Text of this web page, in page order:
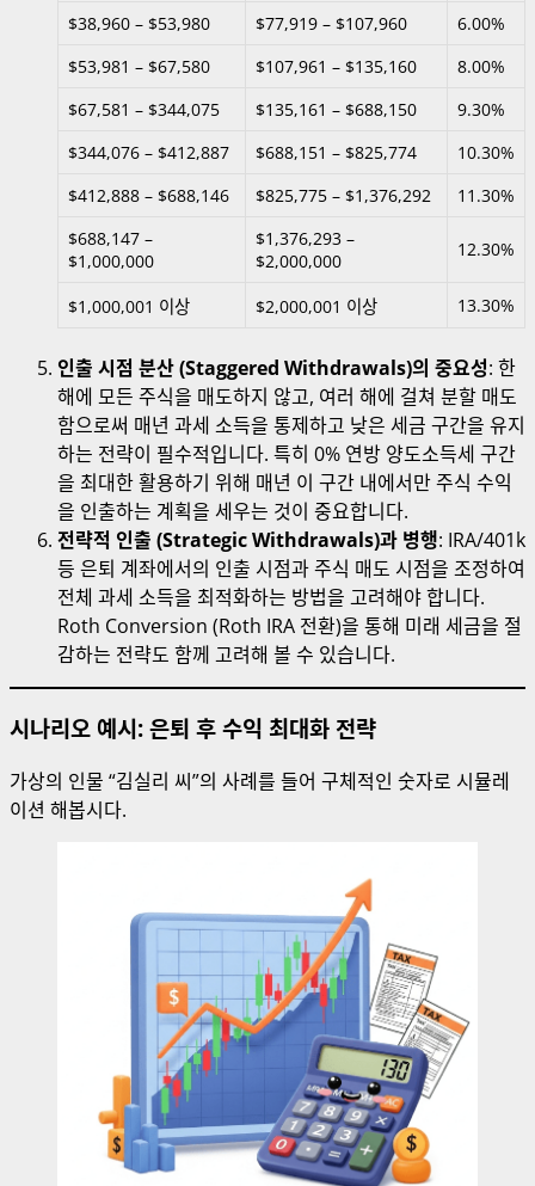
$38,960 – $53,980 $77,919 – $107,960
6.00%
$53,981 – $67,580
$107,961 – $135,160
8.00%
$67,581 – $344,075
$135,161 – $688,150
9.30%
$344,076 – $412,887
$688,151 – $825,774
10.30%
$412,888 – $688,146
$825,775 – $1,376,292
11.30%
$688,147 –
$1,000,000
$1,376,293 –
$2,000,000
12.30%
$1,000,001 이상 $2,000,001 이상 13.30%
인출 시점 분산 (Staggered Withdrawals)의 중요성: 한
해에 모든 주식을 매도하지 않고, 여러 해에 걸쳐 분할 매도
함으로써 매년 과세 소득을 통제하고 낮은 세금 구간을 유지
하는 전략이 필수적입니다. 특히 0% 연방 양도소득세 구간
을 최대한 활용하기 위해 매년 이 구간 내에서만 주식 수익
을 인출하는 계획을 세우는 것이 중요합니다.
전략적 인출 (Strategic Withdrawals)과 병행: IRA/401k
등 은퇴 계좌에서의 인출 시점과 주식 매도 시점을 조정하여
전체 과세 소득을 최적화하는 방법을 고려해야 합니다.
Roth Conversion (Roth IRA 전환)을 통해 미래 세금을 절
감하는 전략도 함께 고려해 볼 수 있습니다.
시나리오 예시: 은퇴 후 수익 최대화 전략
가상의 인물 “김실리 씨”의 사례를 들어 구체적인 숫자로 시뮬레
이션 해봅시다.